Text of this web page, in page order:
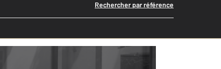
Rechercher par référence